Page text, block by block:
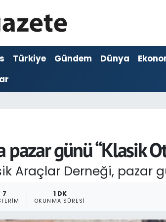
Türkiye Gündem Dünya
pazar günü “Klasik
Araçlar Derneği, pazar
7 1 DK
OKUNMA SÜRESI